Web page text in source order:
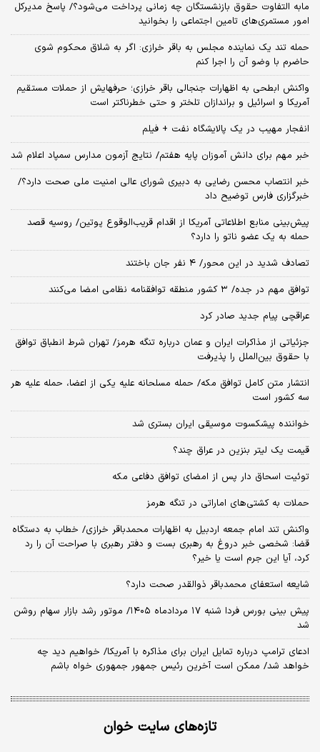
مابه التفاوت حقوق بازنشستگان چه زمانی پرداخت می‌شود؟/ پاسخ مدیرکل
امور مستمری‌های تامین اجتماعی را بخوانید
حمله تند یک نماینده مجلس به باقر خرازی: اگر به شلاق محکوم شوی
حاضرم با وضو آن را اجرا کنم
واکنش ابطحی به اظهارات جنجالی باقر خرازی؛ حرفهایش از حملات مستقیم
آمریکا و اسرائیل و براندازان تلختر و حتی خطرناکتر است
انفجار مهیب در یک پالایشگاه نفت + فیلم
خبر مهم برای دانش آموزان پایه هفتم/ نتایج آزمون مدارس سمپاد اعلام شد
خبر انتصاب محسن رضایی به دبیری شورای عالی امنیت ملی صحت دارد؟/
خبرگزاری فارس توضیح داد
پیش‌بینی منابع اطلاعاتی آمریکا از اقدام قریب‌الوقوع پوتین/ روسیه قصد
حمله به یک عضو ناتو را دارد؟
تصادف شدید در این محور/ ۴ نفر جان باختند
توافق مهم در جده/ ۳ کشور منطقه توافقنامه نظامی امضا می‌کنند
عراقچی پیام جدید صادر کرد
جزئیاتی از مذاکرات ایران و عمان درباره تنگه هرمز/ تهران شرط انطباق توافق
با حقوق بین‌الملل را پذیرفت
انتشار متن کامل توافق مکه/ حمله مسلحانه علیه یکی از اعضا، حمله علیه هر
سه کشور است
خواننده پیشکسوت موسیقی ایران بستری شد
قیمت یک لیتر بنزین در عراق چند؟
توئیت اسحاق دار پس از امضای توافق دفاعی مکه
حملات به کشتی‌های اماراتی در تنگه هرمز
واکنش تند امام جمعه اردبیل به اظهارات محمدباقر خرازی/ خطاب به دستگاه
قضا: شخصی خبر دروغ به رهبری بست و دفتر رهبری با صراحت آن را رد
کرد، آیا این جرم است یا خیر؟
شایعه استعفای محمدباقر ذوالقدر صحت دارد؟
پیش بینی بورس فردا شنبه ۱۷ مردادماه ۱۴۰۵/ موتور رشد بازار سهام روشن
شد
ادعای ترامپ درباره تمایل ایران برای مذاکره با آمریکا/ خواهیم دید چه
خواهد شد/ ممکن است آخرین رئیس‌ جمهور جمهوری خواه باشم
تازه‌های سایت خوان